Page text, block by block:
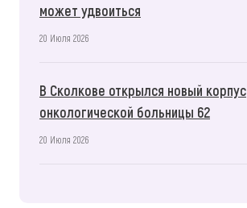
может удвоиться
20 Июля 2026
В Сколкове открылся новый корпус
онкологической больницы 62
20 Июля 2026